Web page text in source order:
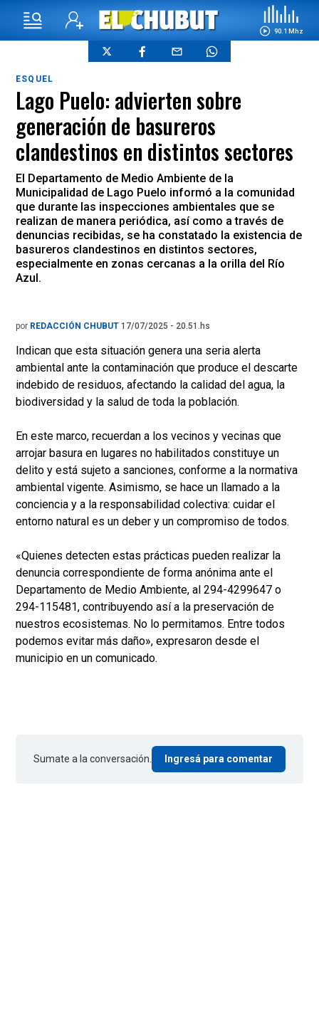
90.1 Mhz
ESQUEL
Lago Puelo: advierten sobre
generación de basureros
clandestinos en distintos sectores
El Departamento de Medio Ambiente de la
Municipalidad de Lago Puelo informó a la comunidad
que durante las inspecciones ambientales que se
realizan de manera periódica, así como a través de
denuncias recibidas, se ha constatado la existencia de
basureros clandestinos en distintos sectores,
especialmente en zonas cercanas a la orilla del Río
Azul.
por REDACCIÓN CHUBUT 17/07/2025 - 20.51.hs
Indican que esta situación genera una seria alerta
ambiental ante la contaminación que produce el descarte
indebido de residuos, afectando la calidad del agua, la
biodiversidad y la salud de toda la población.
En este marco, recuerdan a los vecinos y vecinas que
arrojar basura en lugares no habilitados constituye un
delito y está sujeto a sanciones, conforme a la normativa
ambiental vigente. Asimismo, se hace un llamado a la
conciencia y a la responsabilidad colectiva: cuidar el
entorno natural es un deber y un compromiso de todos.
«Quienes detecten estas prácticas pueden realizar la
denuncia correspondiente de forma anónima ante el
Departamento de Medio Ambiente, al 294-4299647 o
294-115481, contribuyendo así a la preservación de
nuestros ecosistemas. No lo permitamos. Entre todos
podemos evitar más daño», expresaron desde el
municipio en un comunicado.
Sumate a la conversación. Ingresá para comentar